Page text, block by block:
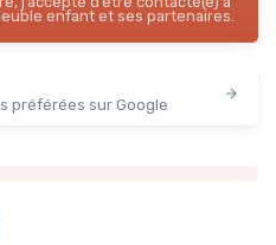
enfant et ses partenaires.
préférées sur Google